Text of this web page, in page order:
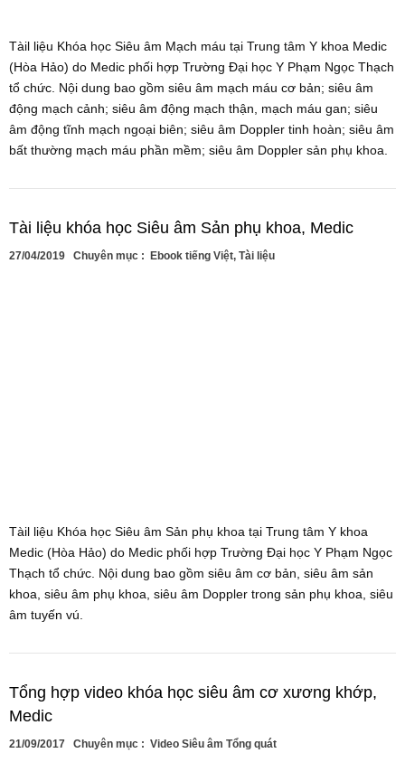
Tàil liệu Khóa học Siêu âm Mạch máu tại Trung tâm Y khoa Medic
(Hòa Hảo) do Medic phối hợp Trường Đại học Y Phạm Ngọc Thạch
tổ chức. Nội dung bao gồm siêu âm mạch máu cơ bản; siêu âm
động mạch cảnh; siêu âm động mạch thận, mạch máu gan; siêu
âm động tĩnh mạch ngoại biên; siêu âm Doppler tinh hoàn; siêu âm
bất thường mạch máu phần mềm; siêu âm Doppler sản phụ khoa.
Tài liệu khóa học Siêu âm Sản phụ khoa, Medic
27/04/2019 Chuyên mục : Ebook tiếng Việt, Tài liệu
Tàil liệu Khóa học Siêu âm Sản phụ khoa tại Trung tâm Y khoa
Medic (Hòa Hảo) do Medic phối hợp Trường Đại học Y Phạm Ngọc
Thạch tổ chức. Nội dung bao gồm siêu âm cơ bản, siêu âm sản
khoa, siêu âm phụ khoa, siêu âm Doppler trong sản phụ khoa, siêu
âm tuyến vú.
Tổng hợp video khóa học siêu âm cơ xương khớp,
Medic
21/09/2017 Chuyên mục : Video Siêu âm Tổng quát